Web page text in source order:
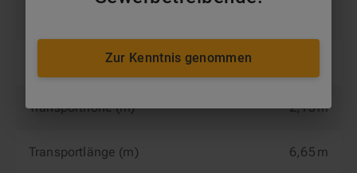
Transportbreite (m)
Transporthöhe (m) 2,13 m
Transportlänge (m) 6,65 m
Zur Kenntnis genommen